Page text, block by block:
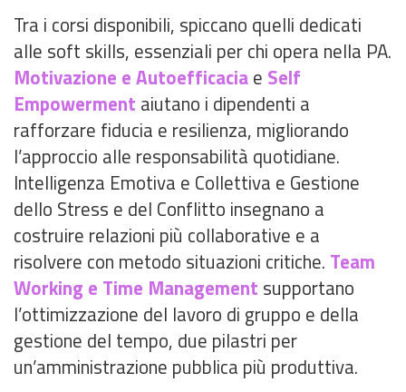
Tra i corsi disponibili, spiccano quelli dedicati
alle soft skills, essenziali per chi opera nella PA.
Motivazione e Autoefficaciae Self
Empowerment aiutano i dipendenti a
rafforzare fiducia e resilienza, migliorando
l’approccio alle responsabilità quotidiane.
Intelligenza Emotiva e Collettiva e Gestione
dello Stress e del Conflitto insegnano a
costruire relazioni più collaborative e a
risolvere con metodo situazioni critiche. Team
Working e Time Management supportano
l’ottimizzazione del lavoro di gruppo e della
gestione del tempo, due pilastri per
un’amministrazione pubblica più produttiva.